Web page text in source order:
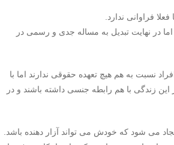
فراوانی ندارد.
در نهایت تبدیل به مساله جدی و رسمی در
نسبت به هم هیچ تعهده حقوقی ندارند اما با
این زندگی با هم رابطه جنسی داشته باشند و در
می شود که خودش می تواند آزار دهنده باشد.